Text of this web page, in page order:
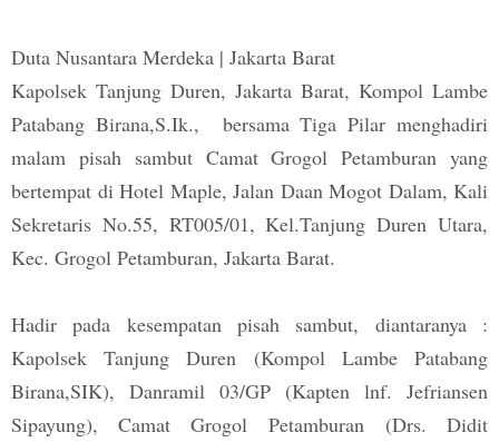
Duta Nusantara Merdeka | Jakarta Barat
Kapolsek Tanjung Duren, Jakarta Barat, Kompol Lambe
Patabang Birana,S.Ik., bersama Tiga Pilar menghadiri
malam pisah sambut Camat Grogol Petamburan yang
bertempat di Hotel Maple, Jalan Daan Mogot Dalam, Kali
Sekretaris No.55, RT005/01, Kel.Tanjung Duren Utara,
Kec. Grogol Petamburan, Jakarta Barat.
Hadir pada kesempatan pisah sambut, diantaranya :
Kapolsek Tanjung Duren (Kompol Lambe Patabang
Birana,SIK), Danramil 03/GP (Kapten lnf. Jefriansen
Sipayung), Camat Grogol Petamburan (Drs. Didit